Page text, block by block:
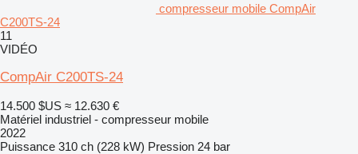
compresseur mobile CompAir
C200TS-24
11
VIDÉO
CompAir C200TS-24
14.500 $US ≈ 12.630 €
Matériel industriel - compresseur mobile
2022
Puissance 310 ch (228 kW) Pression 24 bar